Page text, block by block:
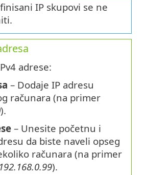
IP skupovi se ne
adrese:
– Dodaje IP adresu
računara (na primer
).
– Unesite početnu i
da biste naveli opseg
računara (na primer
).